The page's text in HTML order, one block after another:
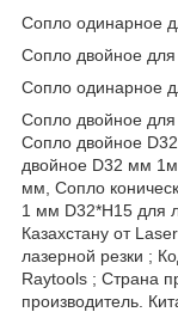
Сопло одинарное
Сопло двойное для
Сопло одинарное
Сопло двойное для
Сопло двойное
двойное D32 мм
мм, Сопло
1 мм D32*H15 для
Казахстану от Laser
лазерной резки ;
Raytools ; Страна
производитель.